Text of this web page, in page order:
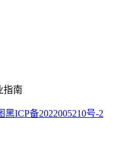
指南
黑ICP备2022005210号-2